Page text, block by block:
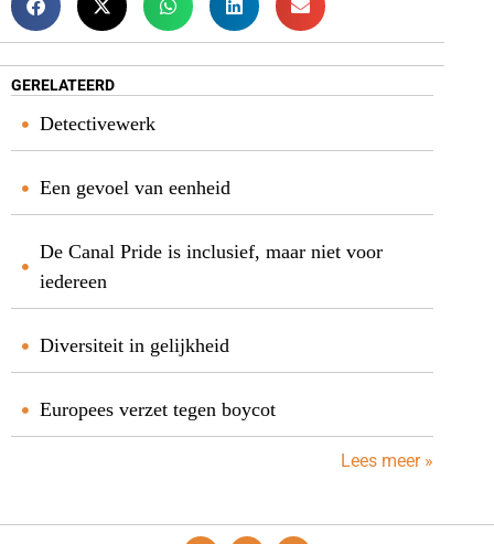
GERELATEERD
Detectivewerk
Een gevoel van eenheid
De Canal Pride is inclusief, maar niet voor
iedereen
Diversiteit in gelijkheid
Europees verzet tegen boycot
Lees meer »